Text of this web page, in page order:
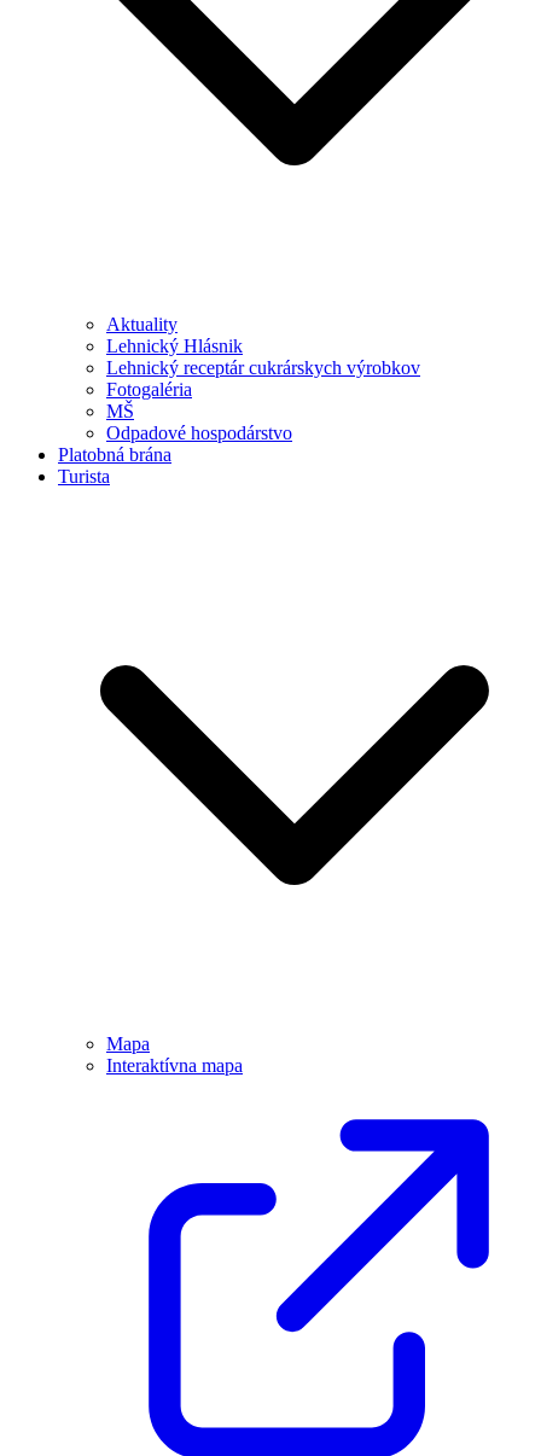
Aktuality
Lehnický Hlásnik
Lehnický receptár cukrárskych výrobkov
Fotogaléria
MŠ
Odpadové hospodárstvo
Platobná brána
Turista
Mapa
Interaktívna mapa